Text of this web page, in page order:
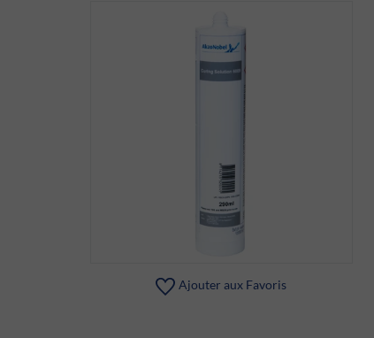
Ajouter aux Favoris